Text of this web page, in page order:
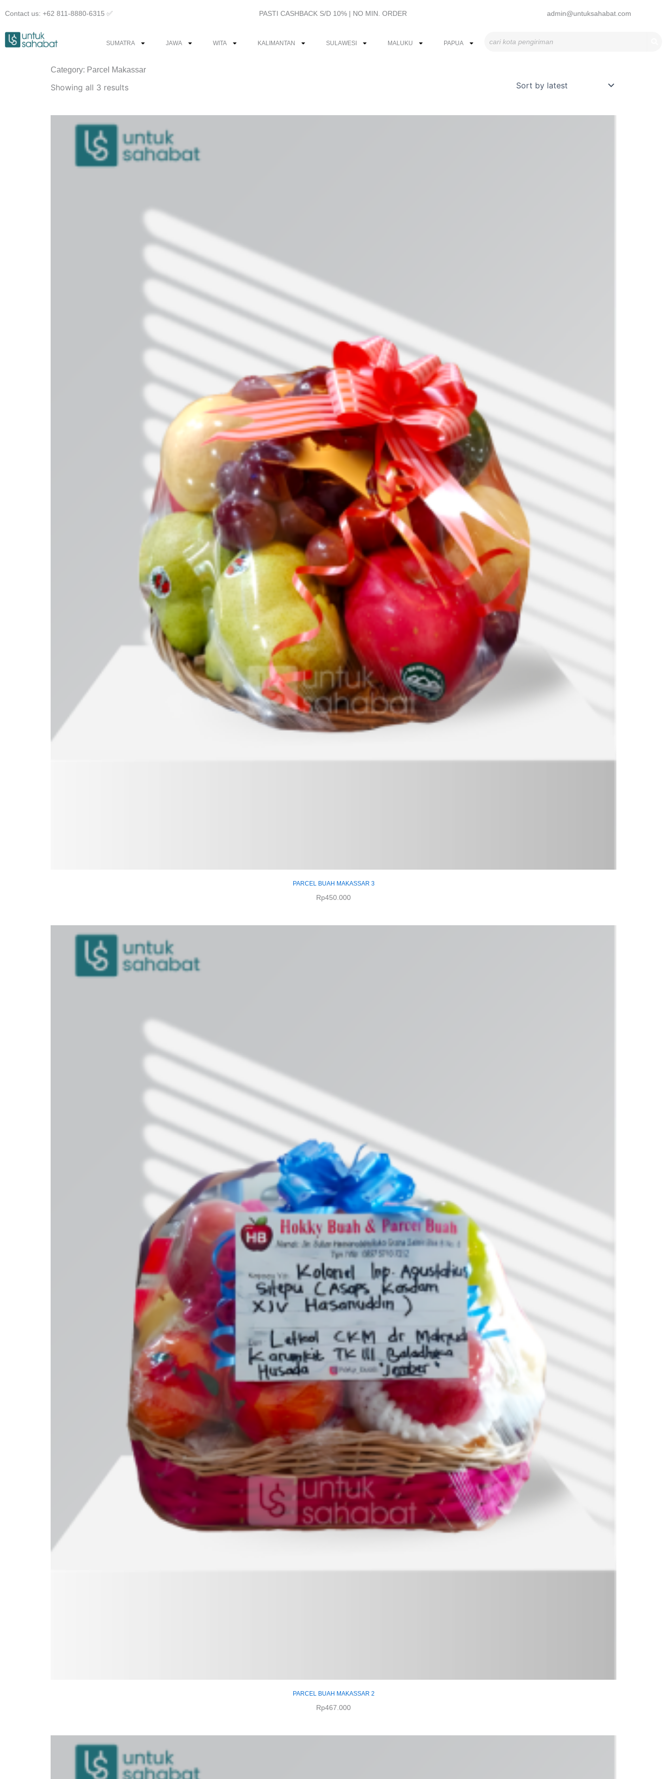
to
content
Contact us: +62 811-8880-6315 ✅︎ PASTI CASHBACK S/D 10% | NO MIN. ORDER admin@untuksahabat.com
SUMATRA JAWA WITA KALIMANTAN SULAWESI MALUKU PAPUA
Category: Parcel Makassar
Showing all 3 resultsby
PARCEL BUAH MAKASSAR 3
Rp450.000
PARCEL BUAH MAKASSAR 2
Rp467.000